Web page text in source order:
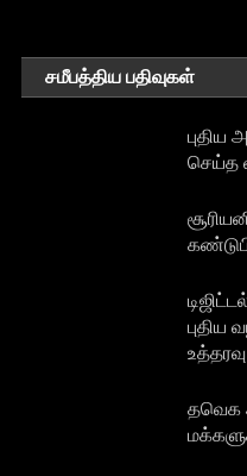
சமீபத்திய பதிவுகள்
செய்த
புதிய
உத்தரவு
தவெக